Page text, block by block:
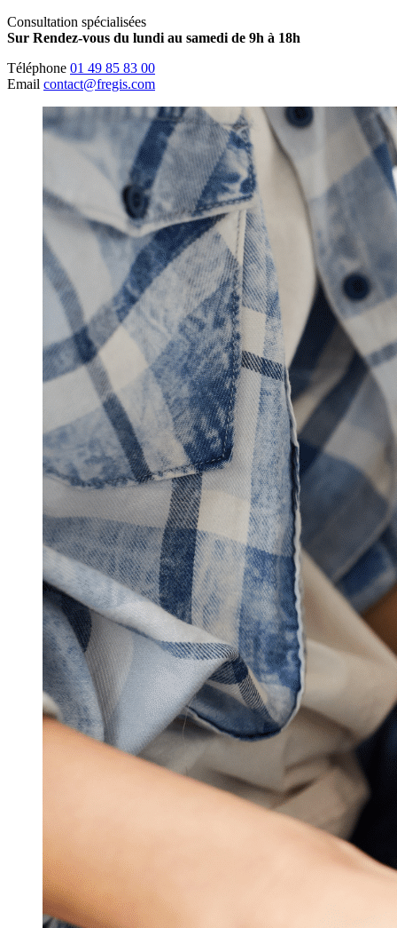
Consultation spécialisées
Sur Rendez-vous du lundi au samedi de 9h à 18h
Téléphone 01 49 85 83 00
Email contact@fregis.com